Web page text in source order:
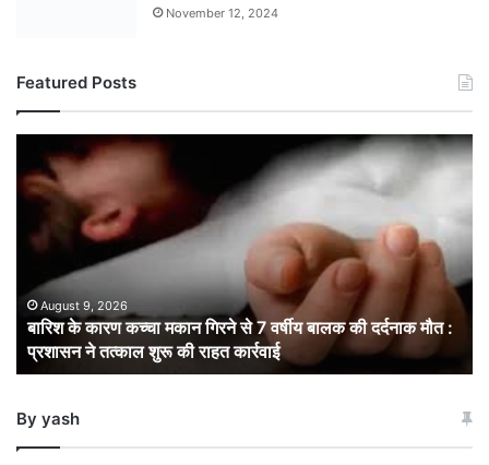
November 12, 2024
Featured Posts
कारण
मकान
वर्षीय
बालक
की
मौत
August 9, 2026
बारिश के कारण कच्चा मकान गिरने से 7 वर्षीय बालक की दर्दनाक मौत :
प्रशासन ने तत्काल शुरू की राहत कार्रवाई
By yash